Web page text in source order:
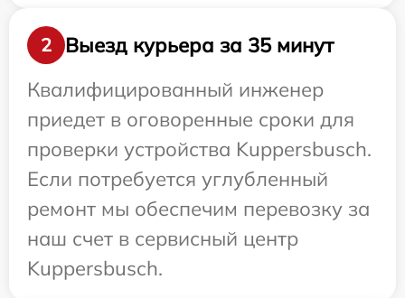
2
Выезд курьера за 35 минут
Квалифицированный инженер
приедет в оговоренные сроки для
проверки устройства Kuppersbusch.
Если потребуется углубленный
ремонт мы обеспечим перевозку за
наш счет в сервисный центр
Kuppersbusch.